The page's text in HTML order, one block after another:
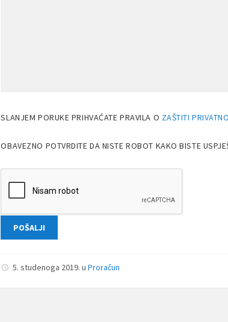
SLANJEM PORUKE PRIHVAĆATE PRAVILA O ZAŠTITI
OBAVEZNO POTVRDITE DA NISTE ROBOT KAKO BISTE
5. studenoga 2019.uProračun